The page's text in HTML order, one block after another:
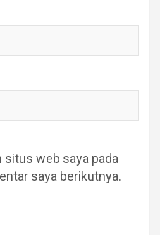
situs web saya pada
saya berikutnya.